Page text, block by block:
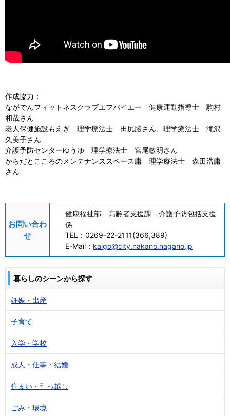
作成協力：
ながでんフィットネスクラブエフバイエー 健康運動指導士 駒村
和哉さん
老人保健施設もえぎ 理学療法士 田尻勝さん、理学療法士 滝沢
久美子さん
介護予防センターゆうゆ 理学療法士 宮尾敏明さん
からだとこころのメンテナンススペース庸 理学療法士 森田浩庸
さん
お問い合わ
せ
健康福祉部 高齢者支援課 介護予防包括支援
係
TEL： 0269-22-2111(366,389)
E-Mail： kaigo@city.nakano.nagano.jp
暮らしのシーンから探す
妊娠・出産
子育て
入学・学校
成人・仕事・結婚
住まい・引っ越し
ごみ・環境